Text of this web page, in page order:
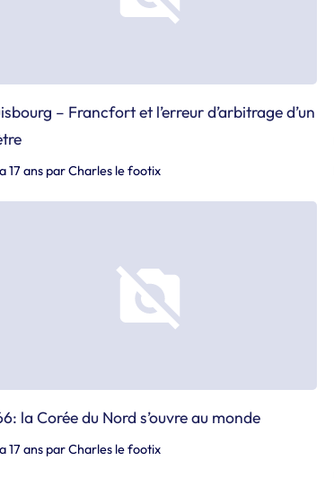
– Francfort et l’erreur d’arbitrage d’un
17 ans parCharles le footix
la Corée du Nord s’ouvre au monde
17 ans parCharles le footix